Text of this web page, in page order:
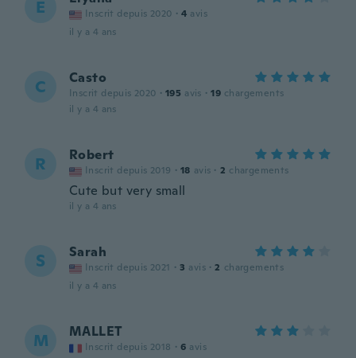
E Inscrit depuis 2020 · 4 avis
il y a 4 ans
C Casto
Inscrit depuis 2020 · 195 avis · 19 chargements
il y a 4 ans
R Robert
Inscrit depuis 2019 · 18 avis · 2 chargements
Cute but very small
il y a 4 ans
S Sarah
Inscrit depuis 2021 · 3 avis · 2 chargements
il y a 4 ans
M MALLET
Inscrit depuis 2018 · 6 avis